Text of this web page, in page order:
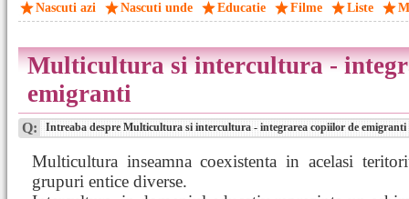
Nascuti azi Nascuti unde Educatie Filme Liste
Multicultura si intercultura -
emigranti
Q: Intreaba despre Multicultura si intercultura - integrarea copiilor de emigranti
Multicultura inseamna coexistenta in acelasi
grupuri entice diverse.